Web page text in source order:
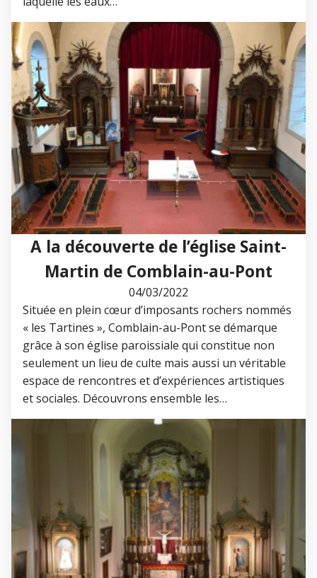
A la découverte de l’église Saint-
Martin de Comblain-au-Pont
04/03/2022
Située en plein cœur d’imposants rochers nommés
« les Tartines », Comblain-au-Pont se démarque
grâce à son église paroissiale qui constitue non
seulement un lieu de culte mais aussi un véritable
espace de rencontres et d’expériences artistiques
et sociales. Découvrons ensemble les…